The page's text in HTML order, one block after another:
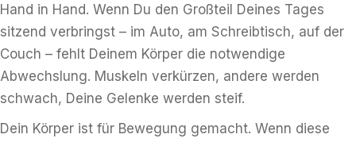
Hand in Hand. Wenn Du den Großteil Deines Tages
sitzend verbringst – im Auto, am Schreibtisch, auf der
Couch – fehlt Deinem Körper die notwendige
Abwechslung. Muskeln verkürzen, andere werden
schwach, Deine Gelenke werden steif.
Dein Körper ist für Bewegung gemacht. Wenn diese